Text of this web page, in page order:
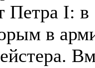
Петра I:
в